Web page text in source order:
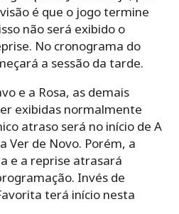
é que o jogo termine
não será exibido o
No cronograma do
a sessão da tarde.
e a Rosa, as demais
exibidas normalmente
atraso será no início de A
Ver de Novo. Porém, a
e a reprise atrasará
Invés de
terá início nesta